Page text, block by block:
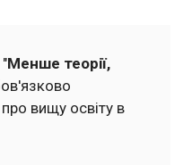
Менше теорії,
вищу освіту в